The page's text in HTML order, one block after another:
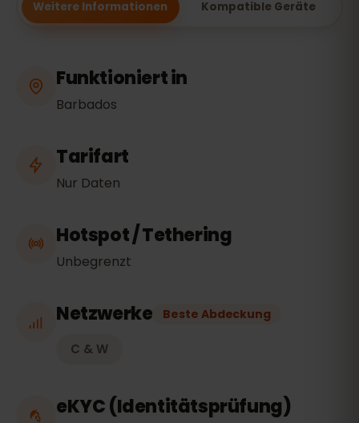
Weitere Informationen Kompatible Geräte
Funktioniert in
Barbados
Tarifart
Nur Daten
Hotspot / Tethering
Unbegrenzt
Netzwerke Beste Abdeckung
C & W
eKYC (Identitätsprüfung)